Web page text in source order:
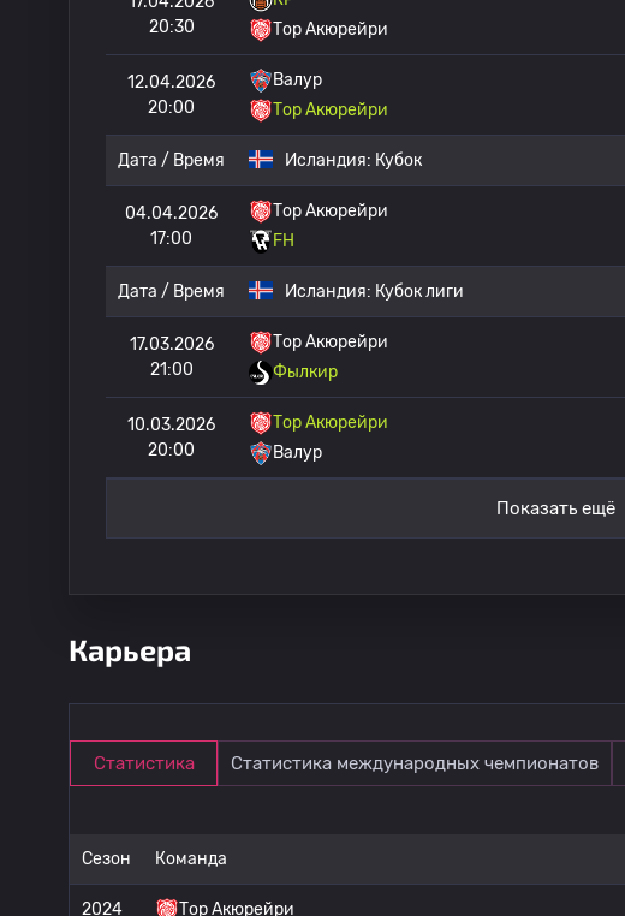
20:30
Тор Акюрейри
12.04.2026
20:00
Валур
Тор Акюрейри
Дата / Время Исландия: Кубок
04.04.2026
17:00
Тор Акюрейри
FH
Дата / Время Исландия: Кубок лиги
17.03.2026
21:00
Тор Акюрейри
Фылкир
10.03.2026
20:00
Тор Акюрейри
Валур
Показать ещё
Карьера
Статистика Статистика международных чемпионатов
Сезон Команда
2024 Тор Акюрейри